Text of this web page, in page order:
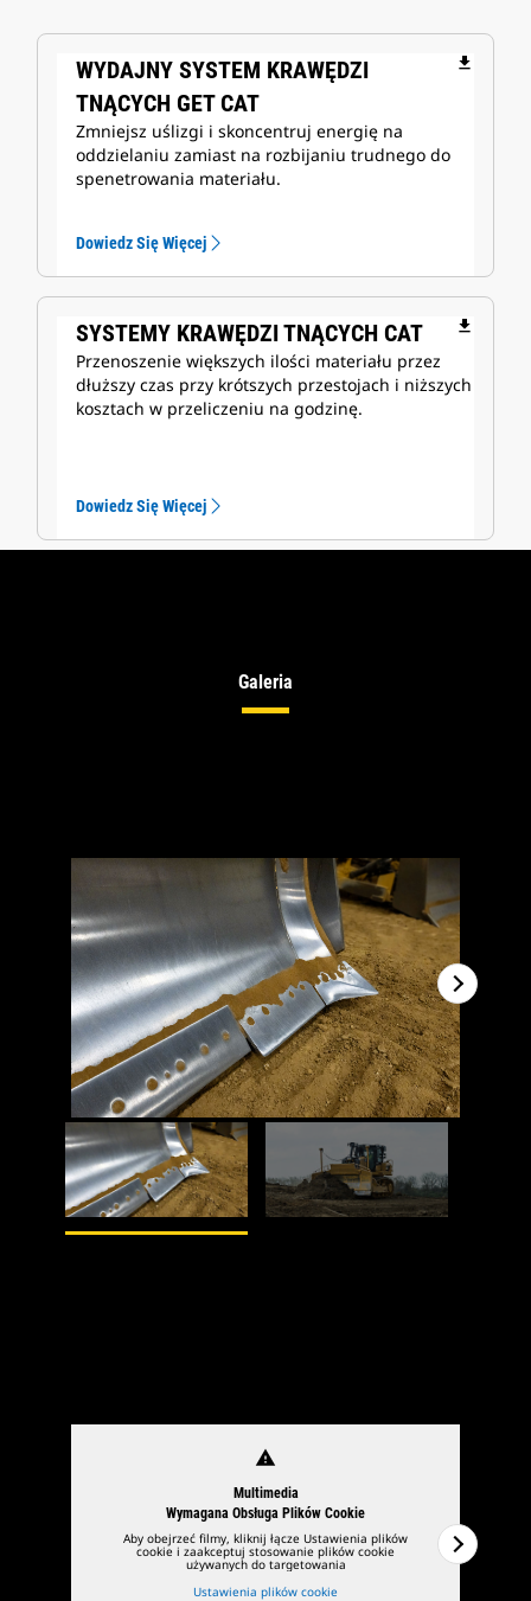
WYDAJNY SYSTEM KRAWĘDZI
TNĄCYCH GET CAT
file_download
Zmniejsz uślizgi i skoncentruj energię na
oddzielaniu zamiast na rozbijaniu trudnego do
spenetrowania materiału.
Dowiedz Się Więcej
SYSTEMY KRAWĘDZI TNĄCYCH CAT file_download
Przenoszenie większych ilości materiału przez
dłuższy czas przy krótszych przestojach i niższych
kosztach w przeliczeniu na godzinę.
Dowiedz Się Więcej
Galeria
warning
Multimedia
Wymagana Obsługa Plików Cookie
Aby obejrzeć filmy, kliknij łącze Ustawienia plików
cookie i zaakceptuj stosowanie plików cookie
używanych do targetowania
Ustawienia plików cookie